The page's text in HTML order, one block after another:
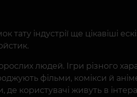
індустрії ще цікавіші
людей. Ігри різного
фільми, комікси й
користувачі живуть в